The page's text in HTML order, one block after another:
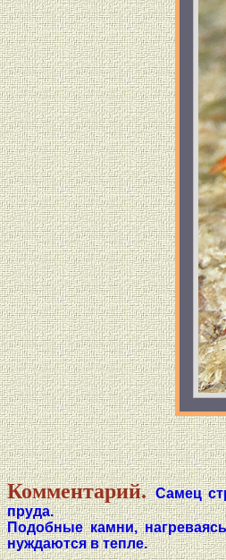
Комментарий.Самец
пруда.
Подобные камни,
нуждаются в тепле.